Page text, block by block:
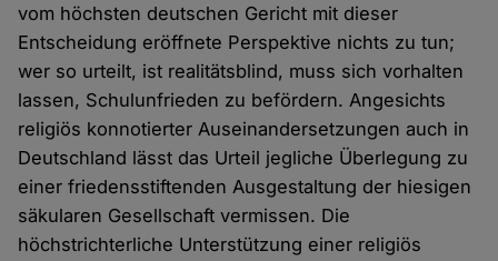
vom höchsten deutschen Gericht mit dieser
Entscheidung eröffnete Perspektive nichts zu tun;
wer so urteilt, ist realitätsblind, muss sich vorhalten
lassen, Schulunfrieden zu befördern. Angesichts
religiös konnotierter Auseinandersetzungen auch in
Deutschland lässt das Urteil jegliche Überlegung zu
einer friedensstiftenden Ausgestaltung der hiesigen
säkularen Gesellschaft vermissen. Die
höchstrichterliche Unterstützung einer religiös